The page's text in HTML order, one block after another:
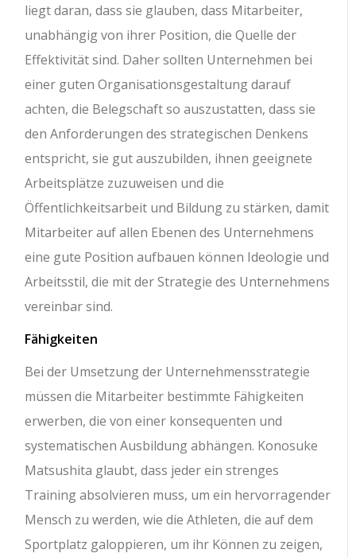
liegt daran, dass sie glauben, dass Mitarbeiter,
unabhängig von ihrer Position, die Quelle der
Effektivität sind. Daher sollten Unternehmen bei
einer guten Organisationsgestaltung darauf
achten, die Belegschaft so auszustatten, dass sie
den Anforderungen des strategischen Denkens
entspricht, sie gut auszubilden, ihnen geeignete
Arbeitsplätze zuzuweisen und die
Öffentlichkeitsarbeit und Bildung zu stärken, damit
Mitarbeiter auf allen Ebenen des Unternehmens
eine gute Position aufbauen können Ideologie und
Arbeitsstil, die mit der Strategie des Unternehmens
vereinbar sind.
Fähigkeiten
Bei der Umsetzung der Unternehmensstrategie
müssen die Mitarbeiter bestimmte Fähigkeiten
erwerben, die von einer konsequenten und
systematischen Ausbildung abhängen. Konosuke
Matsushita glaubt, dass jeder ein strenges
Training absolvieren muss, um ein hervorragender
Mensch zu werden, wie die Athleten, die auf dem
Sportplatz galoppieren, um ihr Können zu zeigen,